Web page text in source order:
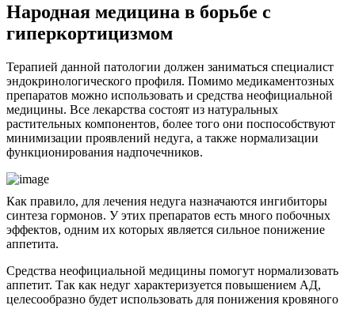
Народная медицина в борьбе с
гиперкортицизмом
Терапией данной патологии должен заниматься специалист
эндокринологического профиля. Помимо медикаментозных
препаратов можно использовать и средства неофициальной
медицины. Все лекарства состоят из натуральных
растительных компонентов, более того они поспособствуют
минимизации проявлений недуга, а также нормализации
функционирования надпочечников.
Как правило, для лечения недуга назначаются ингибиторы
синтеза гормонов. У этих препаратов есть много побочных
эффектов, одним их которых является сильное понижение
аппетита.
Средства неофициальной медицины помогут нормализовать
аппетит. Так как недуг характеризуется повышением АД,
целесообразно будет использовать для понижения кровяного